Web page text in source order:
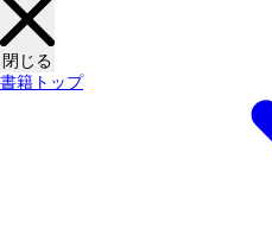
閉じる
書籍トップ